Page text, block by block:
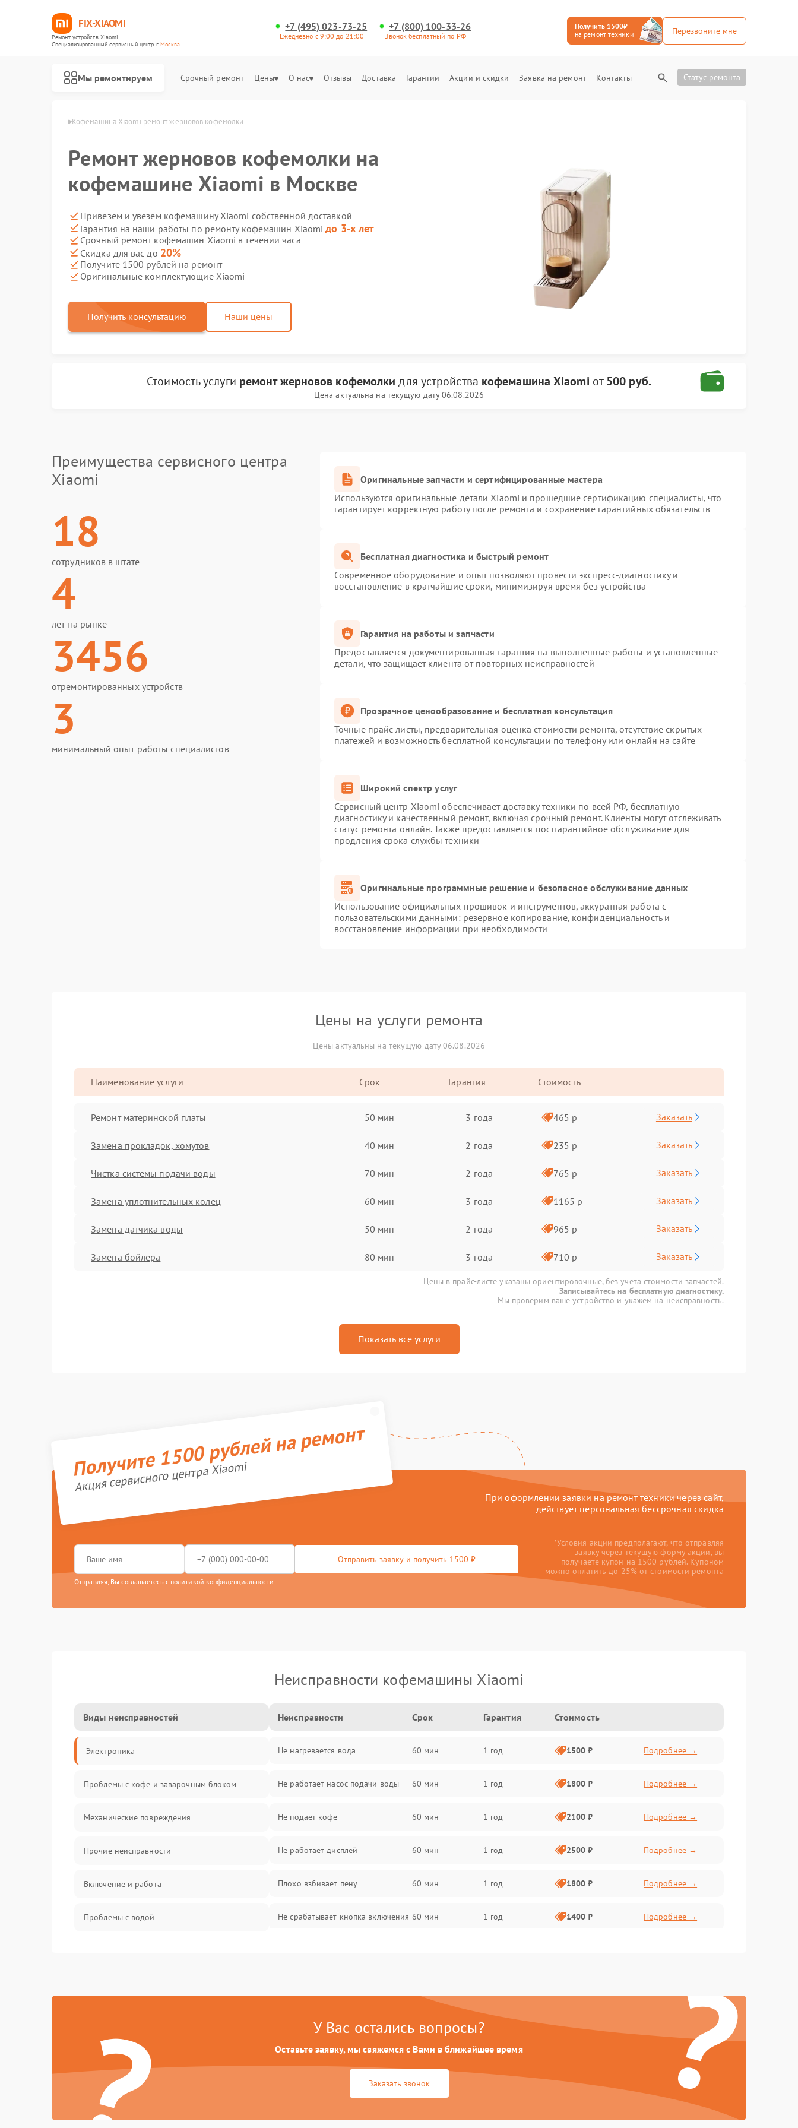
FIX-XIAOMI
Ремонт устройств Xiaomi
Специализированный cервисный центр г.Москва
+7 (495) 023-73-25
Ежедневно с 9:00 до 21:00
+7 (800) 100-33-26
Звонок бесплатный по РФ
Получить 1500₽
на ремонт техники
Перезвоните мне
Мы ремонтируем Срочный ремонт Цены О нас Отзывы Доставка Гарантии Акции и скидки Заявка на ремонт Контакты Статус ремонта
Кофемашина Xiaomi ремонт жерновов кофемолки
Ремонт жерновов кофемолки на
кофемашине Xiaomi в Москве
Привезем и увезем кофемашину Xiaomi собственной доставкой
Гарантия на наши работы по ремонту кофемашин Xiaomiдо 3-х лет
Срочный ремонт кофемашин Xiaomi в течении часа
Скидка для вас до 20%
Получите 1500 рублей на ремонт
Оригинальные комплектующие Xiaomi
Получить консультацию Наши цены
Стоимость услуги ремонт жерновов кофемолки для устройства кофемашина Xiaomiот500 руб.
Цена актуальна на текущую дату 06.08.2026
Преимущества сервисного центра
Xiaomi
18
сотрудников в штате
4
лет на рынке
3456
отремонтированных устройств
3
минимальный опыт работы специалистов
Оригинальные запчасти и сертифицированные мастера
Используются оригинальные детали Xiaomi и прошедшие сертификацию специалисты, что
гарантирует корректную работу после ремонта и сохранение гарантийных обязательств
Бесплатная диагностика и быстрый ремонт
Современное оборудование и опыт позволяют провести экспресс-диагностику и
восстановление в кратчайшие сроки, минимизируя время без устройства
Гарантия на работы и запчасти
Предоставляется документированная гарантия на выполненные работы и установленные
детали, что защищает клиента от повторных неисправностей
Прозрачное ценообразование и бесплатная консультация
Точные прайс-листы, предварительная оценка стоимости ремонта, отсутствие скрытых
платежей и возможность бесплатной консультации по телефону или онлайн на сайте
Широкий спектр услуг
Сервисный центр Xiaomi обеспечивает доставку техники по всей РФ, бесплатную
диагностику и качественный ремонт, включая срочный ремонт. Клиенты могут отслеживать
статус ремонта онлайн. Также предоставляется постгарантийное обслуживание для
продления срока службы техники
Оригинальные программные решение и безопасное обслуживание данных
Использование официальных прошивок и инструментов, аккуратная работа с
пользовательскими данными: резервное копирование, конфиденциальность и
восстановление информации при необходимости
Цены на услуги ремонта
Цены актуальны на текущую дату 06.08.2026
Наименование услуги Срок Гарантия Стоимость
Ремонт материнской платы 50 мин 3 года 465 р Заказать
Замена прокладок, хомутов 40 мин 2 года 235 р Заказать
Чистка системы подачи воды 70 мин 2 года 765 р Заказать
Замена уплотнительных колец 60 мин 3 года 1165 р Заказать
Замена датчика воды 50 мин 2 года 965 р Заказать
Замена бойлера 80 мин 3 года 710 р Заказать
Цены в прайс-листе указаны ориентировочные, без учета стоимости запчастей.
Записывайтесь на бесплатную диагностику.
Мы проверим ваше устройство и укажем на неисправность.
Показать все услуги
Получите 1500 рублей на ремонт
Акция сервисного центра Xiaomi
При оформлении заявки на ремонт техники через сайт,
действует персональная бессрочная скидка
Отправить заявку и получить 1500 ₽
Отправляя, Вы соглашаетесь с политикой конфиденциальности
*Условия акции предполагают, что отправляя
заявку через текущую форму акции, вы
получаете купон на 1500 рублей. Купоном
можно оплатить до 25% от стоимости ремонта
Неисправности кофемашины Xiaomi
Виды неисправностей
Электроника
Проблемы с кофе и заварочным блоком
Механические повреждения
Прочие неисправности
Включение и работа
Проблемы с водой
Неисправности Срок Гарантия Стоимость
Не нагревается вода 60 мин 1 год 1500 ₽ Подробнее →
Не работает насос подачи воды 60 мин 1 год 1800 ₽ Подробнее →
Не подает кофе 60 мин 1 год 2100 ₽ Подробнее →
Не работает дисплей 60 мин 1 год 2500 ₽ Подробнее →
Плохо взбивает пену 60 мин 1 год 1800 ₽ Подробнее →
Не срабатывает кнопка включения 60 мин 1 год 1400 ₽ Подробнее →
? ?
У Вас остались вопросы?
Оставьте заявку, мы свяжемся с Вами в ближайшее время
Заказать звонок